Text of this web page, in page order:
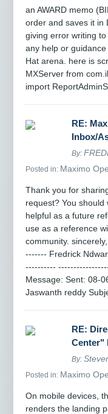
an AWARD memo
order and saves it in
giving error writing to
any help or
Hat arena. here is
MXServer from
import
RE:
Inbox/
By:
Posted in: Maximo
Thank you for
request? You
helpful as a future
use as a reference
community.
------- Fredrick
----------
Message: Sent: 08-
Jaswanth reddy
RE:
Center"
By:
Posted in: Maximo
On mobile devices,
renders the landing